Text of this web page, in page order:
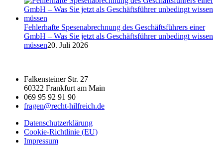
Fehlerhafte Spesenabrechnung des Geschäftsführers einer
GmbH – Was Sie jetzt als Geschäftsführer unbedingt wissen
müssen20. Juli 2026
Falkensteiner Str. 27
60322 Frankfurt am Main
069 95 92 91 90
fragen@recht-hilfreich.de
Datenschutzerklärung
Cookie-Richtlinie (EU)
Impressum